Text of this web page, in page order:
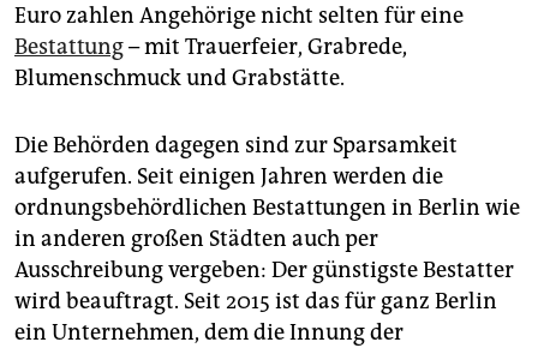
Euro zahlen Angehörige nicht selten für eine
Bestattung– mit Trauerfeier, Grabrede,
Blumenschmuck und Grabstätte.
Die Behörden dagegen sind zur Sparsamkeit
aufgerufen. Seit einigen Jahren werden die
ordnungsbehördlichen Bestattungen in Berlin wie
in anderen großen Städten auch per
Ausschreibung vergeben: Der günstigste Bestatter
wird beauftragt. Seit 2015 ist das für ganz Berlin
ein Unternehmen, dem die Innung der